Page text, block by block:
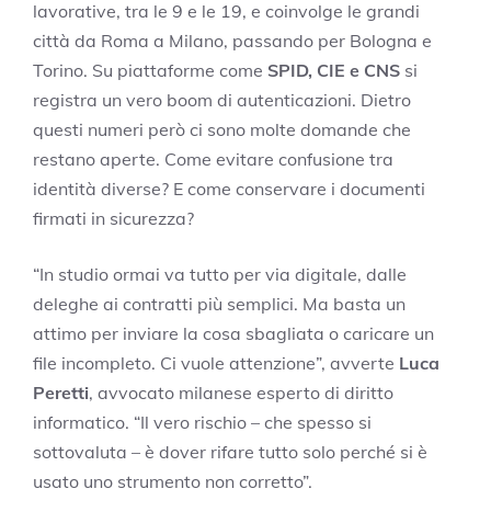
lavorative, tra le 9 e le 19, e coinvolge le grandi
città da Roma a Milano, passando per Bologna e
Torino. Su piattaforme come SPID, CIE e CNS si
registra un vero boom di autenticazioni. Dietro
questi numeri però ci sono molte domande che
restano aperte. Come evitare confusione tra
identità diverse? E come conservare i documenti
firmati in sicurezza?
“In studio ormai va tutto per via digitale, dalle
deleghe ai contratti più semplici. Ma basta un
attimo per inviare la cosa sbagliata o caricare un
file incompleto. Ci vuole attenzione”, avverte Luca
Peretti, avvocato milanese esperto di diritto
informatico. “Il vero rischio – che spesso si
sottovaluta – è dover rifare tutto solo perché si è
usato uno strumento non corretto”.